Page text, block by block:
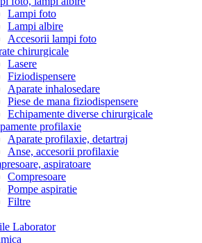
Lampi foto
Lampi albire
Accesorii lampi foto
chirurgicale
Lasere
Fiziodispensere
Aparate inhalosedare
Piese de mana fiziodispensere
Echipamente diverse chirurgicale
profilaxie
Aparate profilaxie, detartraj
Anse, accesorii profilaxie
aspiratoare
Compresoare
Pompe aspiratie
Filtre
Laborator